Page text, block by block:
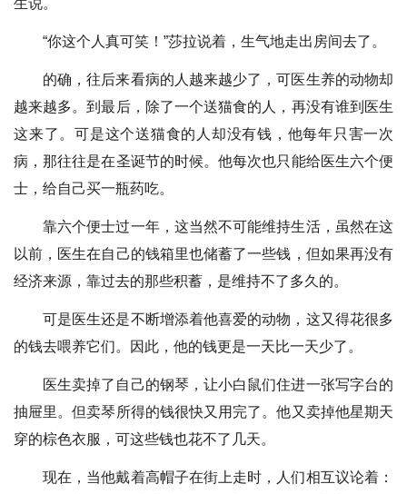
生说。
“你这个人真可笑！”莎拉说着，生气地走出房间去了。
的确，往后来看病的人越来越少了，可医生养的动物却
越来越多。到最后，除了一个送猫食的人，再没有谁到医生
这来了。可是这个送猫食的人却没有钱，他每年只害一次
病，那往往是在圣诞节的时候。他每次也只能给医生六个便
士，给自己买一瓶药吃。
靠六个便士过一年，这当然不可能维持生活，虽然在这
以前，医生在自己的钱箱里也储蓄了一些钱，但如果再没有
经济来源，靠过去的那些积蓄，是维持不了多久的。
可是医生还是不断增添着他喜爱的动物，这又得花很多
的钱去喂养它们。因此，他的钱更是一天比一天少了。
医生卖掉了自己的钢琴，让小白鼠们住进一张写字台的
抽屉里。但卖琴所得的钱很快又用完了。他又卖掉他星期天
穿的棕色衣服，可这些钱也花不了几天。
现在，当他戴着高帽子在街上走时，人们相互议论着：